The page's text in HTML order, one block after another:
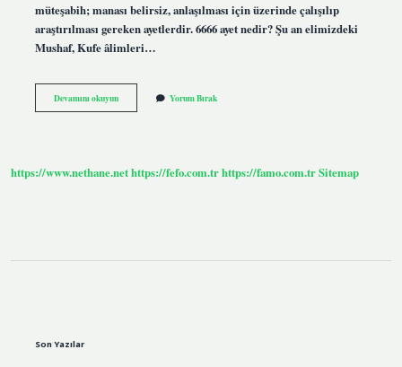
müteşabih; manası belirsiz, anlaşılması için üzerinde çalışılıp
araştırılması gereken ayetlerdir. 6666 ayet nedir? Şu an elimizdeki
Mushaf, Kufe âlimleri…
Devamını okuyunKaç
Çeşit
Yorum Bırak
https://www.nethane.nethttps://fefo.com.trhttps://famo.com.trSitemap
Son Yazılar